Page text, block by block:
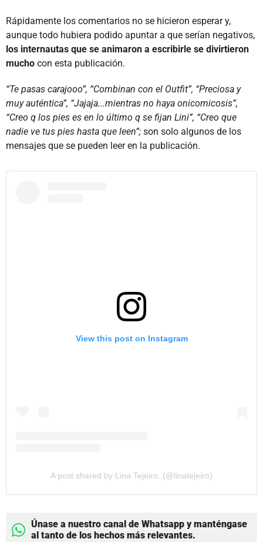
Rápidamente los comentarios no se hicieron esperar y,
aunque todo hubiera podido apuntar a que serían negativos,
los internautas que se animaron a escribirle se divirtieron
mucho con esta publicación.
“Te pasas carajooo”, “Combinan con el Outfit”, “Preciosa y
muy auténtica”, “Jajaja...mientras no haya onicomicosis”,
“Creo q los pies es en lo último q se fijan Lini”, “Creo que
nadie ve tus pies hasta que leen”; son solo algunos de los
mensajes que se pueden leer en la publicación.
View this post on Instagram
A post shared by Lina Tejeiro. (@linatejeiro)
Únase a nuestro canal de Whatsapp y manténgase
al tanto de los hechos más relevantes.